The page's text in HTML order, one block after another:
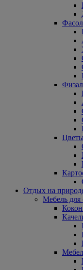
Цветы
Отдых на
Мебель для